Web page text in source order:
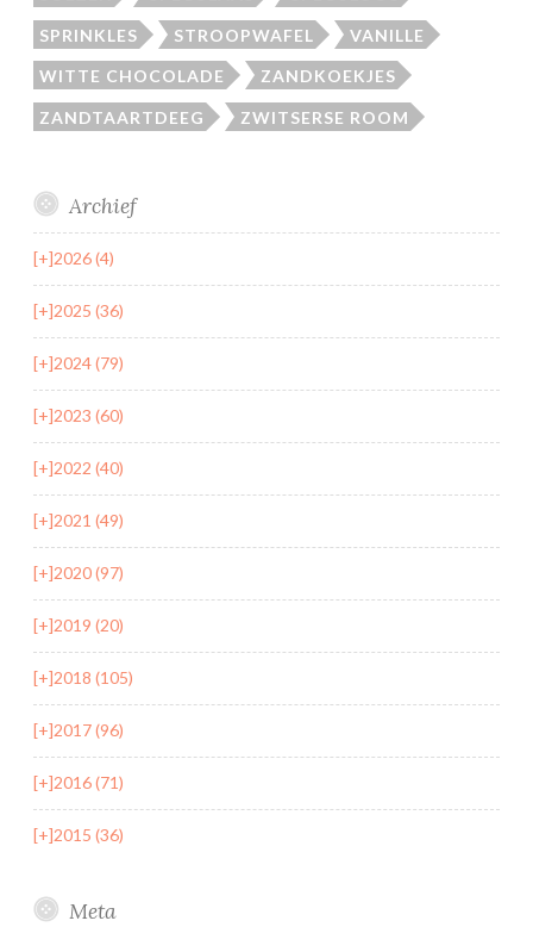
SPRINKLES STROOPWAFEL VANILLE
WITTE CHOCOLADE ZANDKOEKJES
ZANDTAARTDEEG ZWITSERSE ROOM
Archief
[+]2026 (4)
[+]2025 (36)
[+]2024 (79)
[+]2023 (60)
[+]2022 (40)
[+]2021 (49)
[+]2020 (97)
[+]2019 (20)
[+]2018 (105)
[+]2017 (96)
[+]2016 (71)
[+]2015 (36)
Meta